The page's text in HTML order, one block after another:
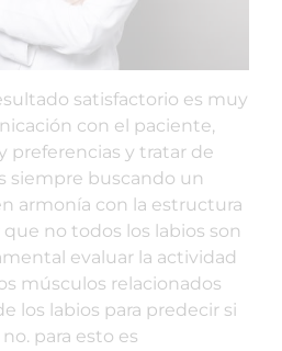
satisfactorio es muy
con el paciente,
preferencias y tratar de
siempre buscando un
armonía con la estructura
que no todos los labios son
evaluar la actividad
músculos relacionados
los labios para predecir si
para esto es